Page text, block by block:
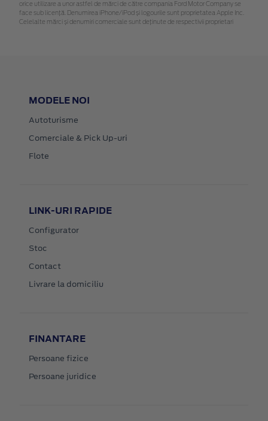
orice utilizare a unor astfel de mărci de către compania Ford Motor Company se
face sub licență. Denumirea iPhone/iPod și logourile sunt proprietatea Apple Inc.
Celelalte mărci și denumiri comerciale sunt deținute de respectivii proprietari
MODELE NOI
Autoturisme
Comerciale & Pick Up-uri
Flote
LINK-URI RAPIDE
Configurator
Stoc
Contact
Livrare la domiciliu
FINANTARE
Persoane fizice
Persoane juridice